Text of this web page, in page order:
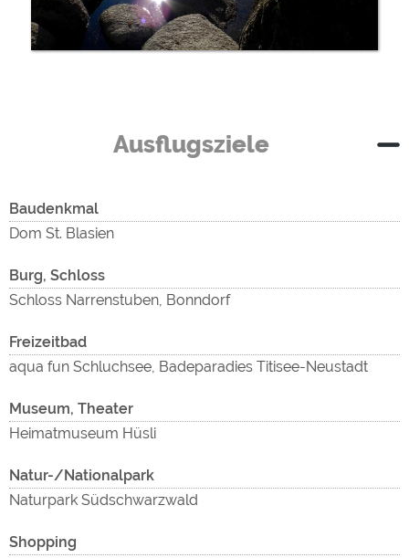
Ausflugsziele
Baudenkmal
Dom St. Blasien
Burg, Schloss
Schloss Narrenstuben, Bonndorf
Freizeitbad
aqua fun Schluchsee, Badeparadies Titisee-Neustadt
Museum, Theater
Heimatmuseum Hüsli
Natur-/Nationalpark
Naturpark Südschwarzwald
Shopping